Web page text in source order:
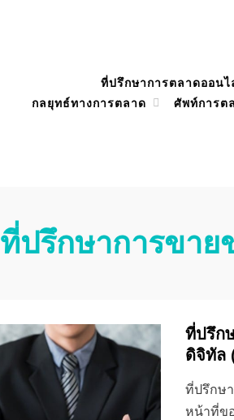
ที่ปรึกษาการตลาดออนไ
กลยุทธ์ทางการตลาด
ศัพท์การต
ที่ปรึกษาการขา
ที่ปรึก
ดิจิทัล
ที่ปรึกษ
หน้าที่ข